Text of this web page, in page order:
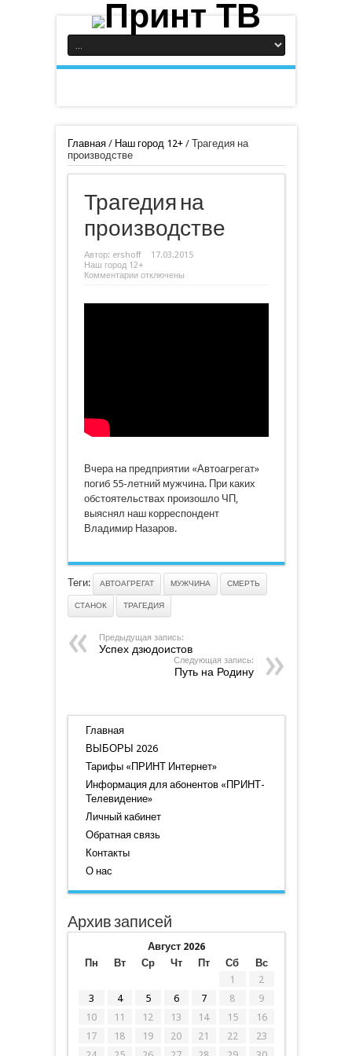
Главная/ Наш город 12+/ Трагедия на
производстве
Трагедия на
производстве
Автор: ershoff
17.03.2015
Наш город 12+
Комментариик
на
отключены
Вчера на предприятии «Автоагрегат»
погиб 55-летний мужчина. При каких
обстоятельствах произошло ЧП,
выяснял наш корреспондент
Владимир Назаров.
Теги: АВТОАГРЕГАТ МУЖЧИНА СМЕРТЬ
СТАНОК ТРАГЕДИЯ
Предыдущая запись:
Успех дзюдоистов
Следующая запись:
Путь на Родину
Главная
ВЫБОРЫ 2026
Тарифы «ПРИНТ Интернет»
Информация для абонентов «ПРИНТ-
Телевидение»
Личный кабинет
Обратная связь
Контакты
О нас
Архив записей
Август 2026
Пн
Вт Ср Чт Пт Сб
Вс
1
2
3
4 5 6 7 8
9
10
11 12 13 14 15
16
17
18 19 20 21 22
23